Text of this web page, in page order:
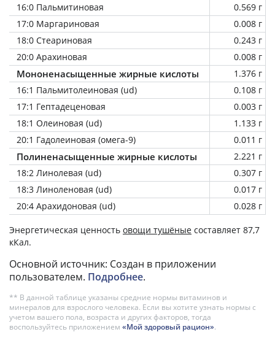
16:0 Пальмитиновая
0.569 г
17:0 Маргариновая
0.008 г
18:0 Стеариновая
0.243 г
20:0 Арахиновая
0.008 г
Мононенасыщенные жирные кислоты
1.376 г
16:1 Пальмитолеиновая (ud)
0.108 г
17:1 Гептадеценовая
0.003 г
18:1 Олеиновая (ud)
1.133 г
20:1 Гадолеиновая (омега-9)
0.011 г
Полиненасыщенные жирные кислоты
2.221 г
18:2 Линолевая (ud)
0.307 г
18:3 Линоленовая (ud)
0.017 г
20:4 Арахидоновая (ud)
0.028 г
Энергетическая ценность овощи тушёные составляет 87,7
кКал.
Основной источник: Создан в приложении
пользователем. Подробнее.
** В данной таблице указаны средние нормы витаминов и
минералов для взрослого человека. Если вы хотите узнать нормы с
учетом вашего пола, возраста и других факторов, тогда
воспользуйтесь приложением «Мой здоровый рацион».